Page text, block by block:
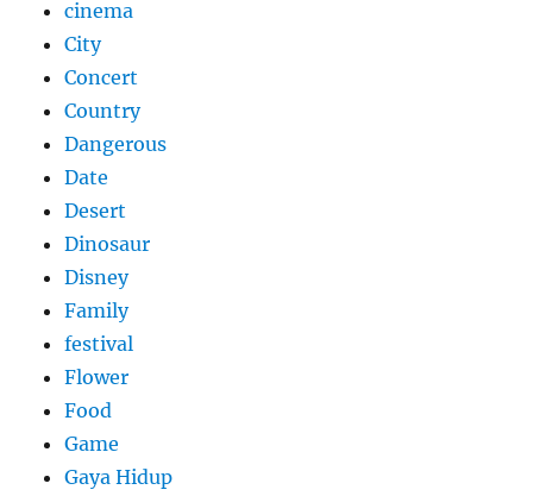
cinema
City
Concert
Country
Dangerous
Date
Desert
Dinosaur
Disney
Family
festival
Flower
Food
Game
Gaya Hidup